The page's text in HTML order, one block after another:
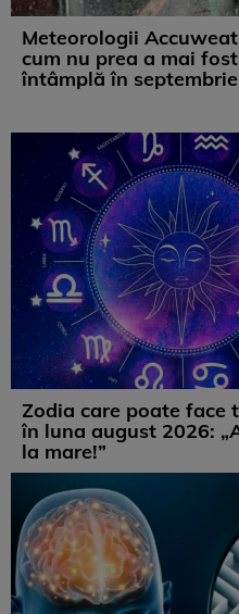
Meteorologii
cum nu prea a mai
întâmplă în
Zodia care poate
în luna august 2026:
la mare!”